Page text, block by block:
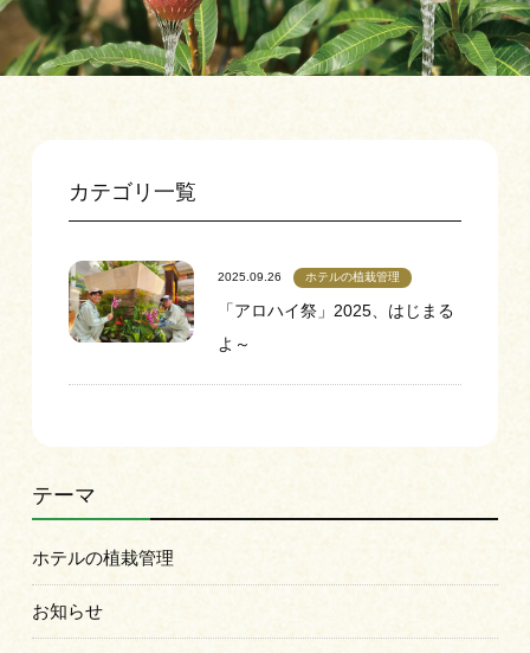
カテゴリ一覧
2025.09.26 ホテルの植栽管理
「アロハイ祭」2025、はじまる
よ～
テーマ
ホテルの植栽管理
お知らせ